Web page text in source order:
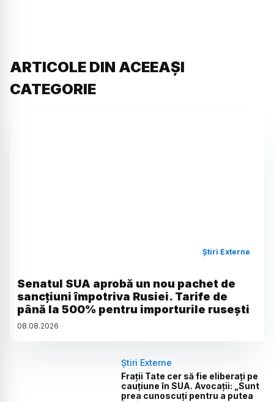
ARTICOLE DIN ACEEAȘI
CATEGORIE
Știri Externe
Senatul SUA aprobă un nou pachet de
sancțiuni împotriva Rusiei. Tarife de
până la 500% pentru importurile rusești
08.08.2026
Știri Externe
Frații Tate cer să fie eliberați pe
cauțiune în SUA. Avocații: „Sunt
prea cunoscuți pentru a putea